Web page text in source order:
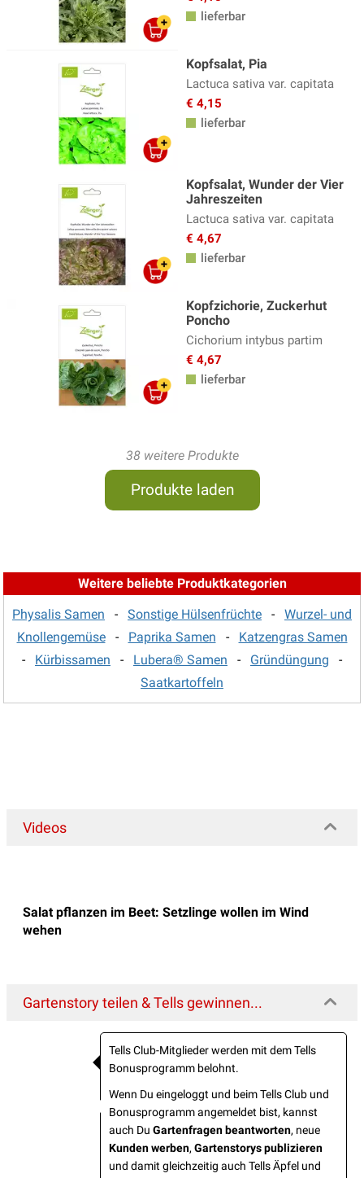
lieferbar
Kopfsalat, Pia
Lactuca sativa var. capitata
€ 4,15
lieferbar
Kopfsalat, Wunder der Vier
Jahreszeiten
Lactuca sativa var. capitata
€ 4,67
lieferbar
Kopfzichorie, Zuckerhut
Poncho
Cichorium intybus partim
€ 4,67
lieferbar
38 weitere Produkte
Produkte laden
Weitere beliebte Produktkategorien
Physalis Samen - Sonstige Hülsenfrüchte - Wurzel- und
Knollengemüse- Paprika Samen - Katzengras Samen
- Kürbissamen - Lubera® Samen - Gründüngung -
Saatkartoffeln
Videos
Salat pflanzen im Beet: Setzlinge wollen im Wind
wehen
Gartenstory teilen & Tells gewinnen...
Tells Club-Mitglieder werden mit dem Tells
Bonusprogramm belohnt.
Wenn Du eingeloggt und beim Tells Club und
Bonusprogramm angemeldet bist, kannst
auch Du Gartenfragen beantworten, neue
Kunden werben, Gartenstorys publizieren
und damit gleichzeitig auch Tells Äpfel und